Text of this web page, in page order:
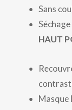
Sans
HAUT
Masque